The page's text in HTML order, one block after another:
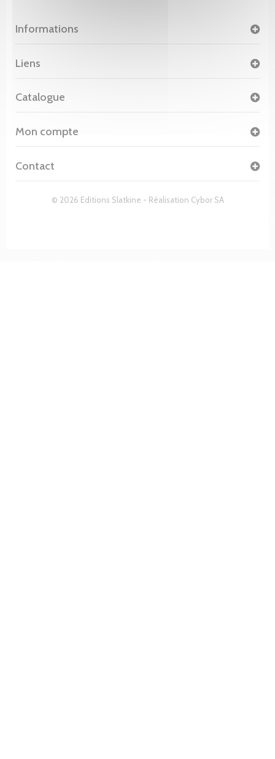
Informations
© 2026 Editions Slatkine - Réalisation Cybor SA
Liens
Catalogue
Mon compte
Contact